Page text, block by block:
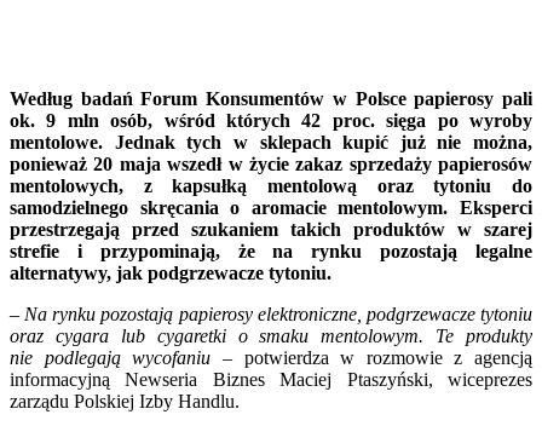
Według badań Forum Konsumentów w Polsce papierosy pali
ok. 9 mln osób, wśród których 42 proc. sięga po wyroby
mentolowe. Jednak tych w sklepach kupić już nie można,
ponieważ 20 maja wszedł w życie zakaz sprzedaży papierosów
mentolowych, z kapsułką mentolową oraz tytoniu do
samodzielnego skręcania o aromacie mentolowym. Eksperci
przestrzegają przed szukaniem takich produktów w szarej
strefie i przypominają, że na rynku pozostają legalne
alternatywy, jak podgrzewacze tytoniu.
– Na rynku pozostają papierosy elektroniczne, podgrzewacze tytoniu
oraz cygara lub cygaretki o smaku mentolowym. Te produkty
nie podlegają wycofaniu –potwierdza w rozmowie z agencją
informacyjną Newseria Biznes Maciej Ptaszyński, wiceprezes
zarządu Polskiej Izby Handlu.